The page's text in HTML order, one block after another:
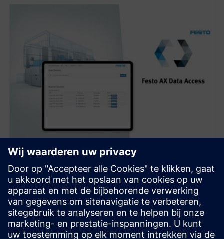
Festo AX Data Access
Festo AX Data Access is IoT gateway software that retrieves
data from Festo components via MQTT. Ideal for simple
data-driven solutions for energy or condition monitoring.
Meer informatie